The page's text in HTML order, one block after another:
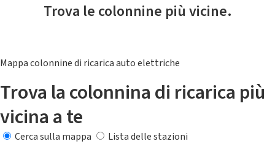
Trova le colonnine più vicine.
Mappa colonnine di ricarica auto elettriche
Trova la colonnina di ricarica più
vicina a te
Cerca sulla mappa
Lista delle stazioni